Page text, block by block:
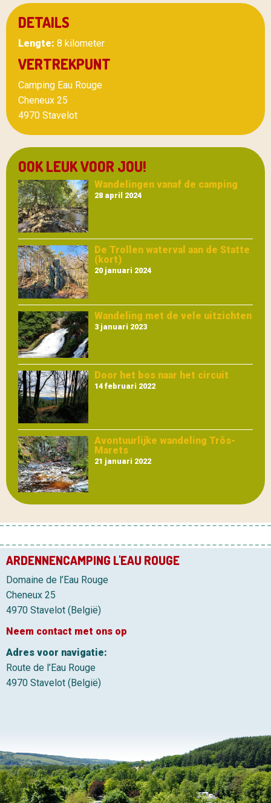
DETAILS
Lengte: 8 kilometer
VERTREKPUNT
Camping Eau Rouge
Cheneux 25
4970 Stavelot
OOK LEUK VOOR JOU!
Wandelingen vanaf de camping
28 april 2024
De Trollen waterval aan de Statte
(kort)
20 januari 2024
Wandeling met de vele uitzichten
3 januari 2023
Door het bos naar het circuit
14 februari 2022
Avontuurlijke wandeling Trôs-
Marets
21 januari 2022
ARDENNENCAMPING L'EAU ROUGE
Domaine de l’Eau Rouge
Cheneux 25
4970 Stavelot (België)
Neem contact met ons op
Adres voor navigatie:
Route de l’Eau Rouge
4970 Stavelot (België)